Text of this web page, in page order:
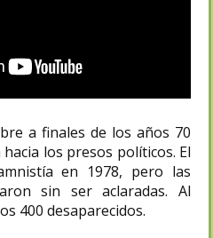
a finales de los años 70
los presos políticos. El
en 1978, pero las
sin ser aclaradas. Al
400 desaparecidos.